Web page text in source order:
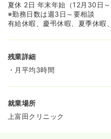
夏休 2日 年末年始（12月30日～
※勤務日数は週3日～要相談
有給休暇、慶弔休暇、夏季休暇
残業詳細
・月平均3時間
就業場所
上富田クリニック